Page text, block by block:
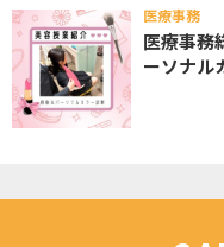
医療事務
医療事務
ーソナル